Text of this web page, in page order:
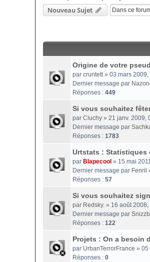
Rejoignez-nous sur le discord
Nouveau Sujet
Origine de votre
par cruntett» 03 mars 2009,
Dernier message par
Réponses : 449
Si vous souhaitez
par Cluchy » 21 janv. 2009,
Dernier message par
Réponses : 1783
Urtstats : Statistiques
par Blapecool » 15 mai
Dernier message par Fenril
Réponses : 57
Si vous souhaitez
par Redsky. » 16 août 2008,
Dernier message par
Réponses : 122
Projets : On a besoin
par UrbanTerrorFrance » 05
Réponses : 0